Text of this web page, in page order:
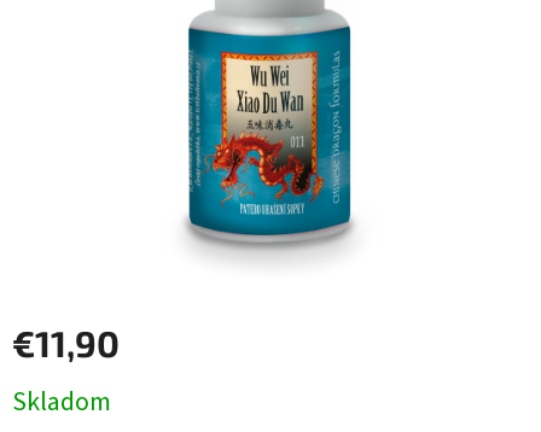
hviezdičiek.
€11,90
cena:
Skladom